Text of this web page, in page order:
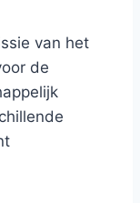
van het
de